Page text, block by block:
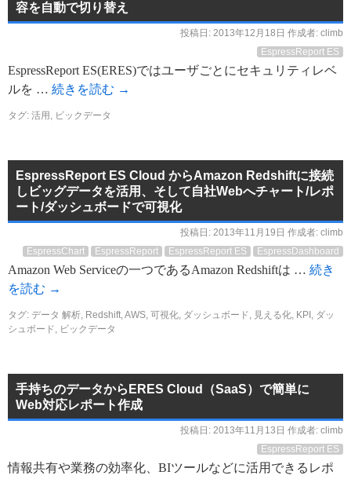
容を自動で切り替え
投稿日: 2013年12月18日 作成者: climb
EspressReport ES
EspressReport ES(ERES)ではユーザごとにセキュリティレベ
ルを … 続きを読む →
タグ: 活用 , ビックデータ
EspressReport ES Cloud からAmazon Redshiftに接続
しビッグデータを活用、そして自社Webへチャート/レポ
ート/ダッシュボードで可視化
投稿日: 2013年11月19日 作成者: climb
EspressChart
EspressReport EspressReport ES EspressDashboard
Amazon Web Serviceの一つであるAmazon Redshiftは … 続き
を読む →
タグ: データ 解析, Redshift,AWS, 可視化, ダッシュボード, 見える化, KPI , ダッ
シュボード, ビックデータ
手持ちのデータからERES Cloud（SaaS）で簡単に
Web対応レポート作成
投稿日: 2013年11月13日 作成者: climb
EspressReport ES
情報共有や業務の効率化、BIツールなどに活用できるレポ